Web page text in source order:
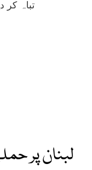
لبنان پر